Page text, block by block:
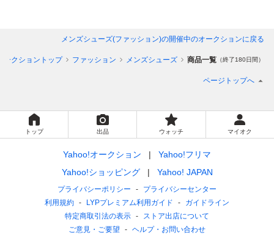
メンズシューズ(ファッション)の開催中のオークションに戻る
ークショントップ ファッション メンズシューズ 商品一覧 （終了180日間）
ページトップへ
トップ 出品 ウォッチ マイオク
Yahoo!オークション
Yahoo!フリマ
Yahoo!ショッピング
Yahoo! JAPAN
プライバシーポリシー
プライバシーセンター
利用規約
LYPプレミアム利用ガイド
ガイドライン
特定商取引法の表示
ストア出店について
ご意見・ご要望
ヘルプ・お問い合わせ